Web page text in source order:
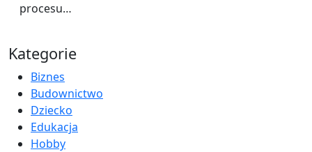
procesu…
Kategorie
Biznes
Budownictwo
Dziecko
Edukacja
Hobby